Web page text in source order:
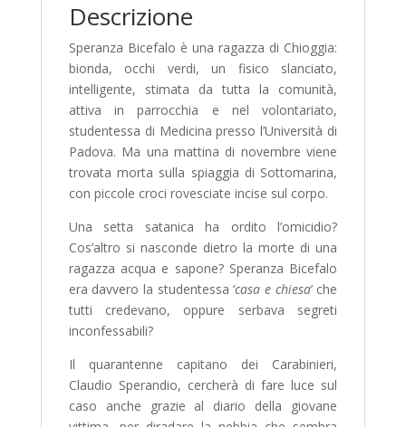
Descrizione
Speranza Bicefalo è una ragazza di Chioggia:
bionda, occhi verdi, un fisico slanciato,
intelligente, stimata da tutta la comunità,
attiva in parrocchia e nel volontariato,
studentessa di Medicina presso l’Università di
Padova. Ma una mattina di novembre viene
trovata morta sulla spiaggia di Sottomarina,
con piccole croci rovesciate incise sul corpo.
Una setta satanica ha ordito l’omicidio?
Cos’altro si nasconde dietro la morte di una
ragazza acqua e sapone? Speranza Bicefalo
era davvero la studentessa ‘casa e chiesa’ che
tutti credevano, oppure serbava segreti
inconfessabili?
Il quarantenne capitano dei Carabinieri,
Claudio Sperandio, cercherà di fare luce sul
caso anche grazie al diario della giovane